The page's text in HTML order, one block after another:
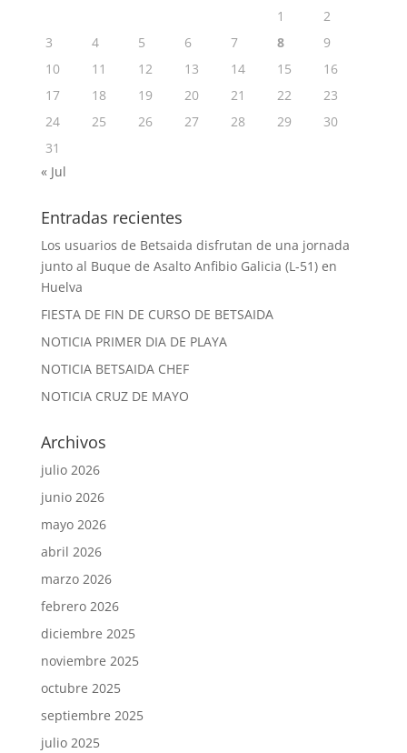
1
2
3
4 5 6 7 8
9
10
11 12 13 14 15
16
17
18 19 20 21 22
23
24
25 26 27 28 29
30
31
« Jul
Entradas recientes
Los usuarios de Betsaida disfrutan de una jornada
junto al Buque de Asalto Anfibio Galicia (L-51) en
Huelva
FIESTA DE FIN DE CURSO DE BETSAIDA
NOTICIA PRIMER DIA DE PLAYA
NOTICIA BETSAIDA CHEF
NOTICIA CRUZ DE MAYO
Archivos
julio 2026
junio 2026
mayo 2026
abril 2026
marzo 2026
febrero 2026
diciembre 2025
noviembre 2025
octubre 2025
septiembre 2025
julio 2025